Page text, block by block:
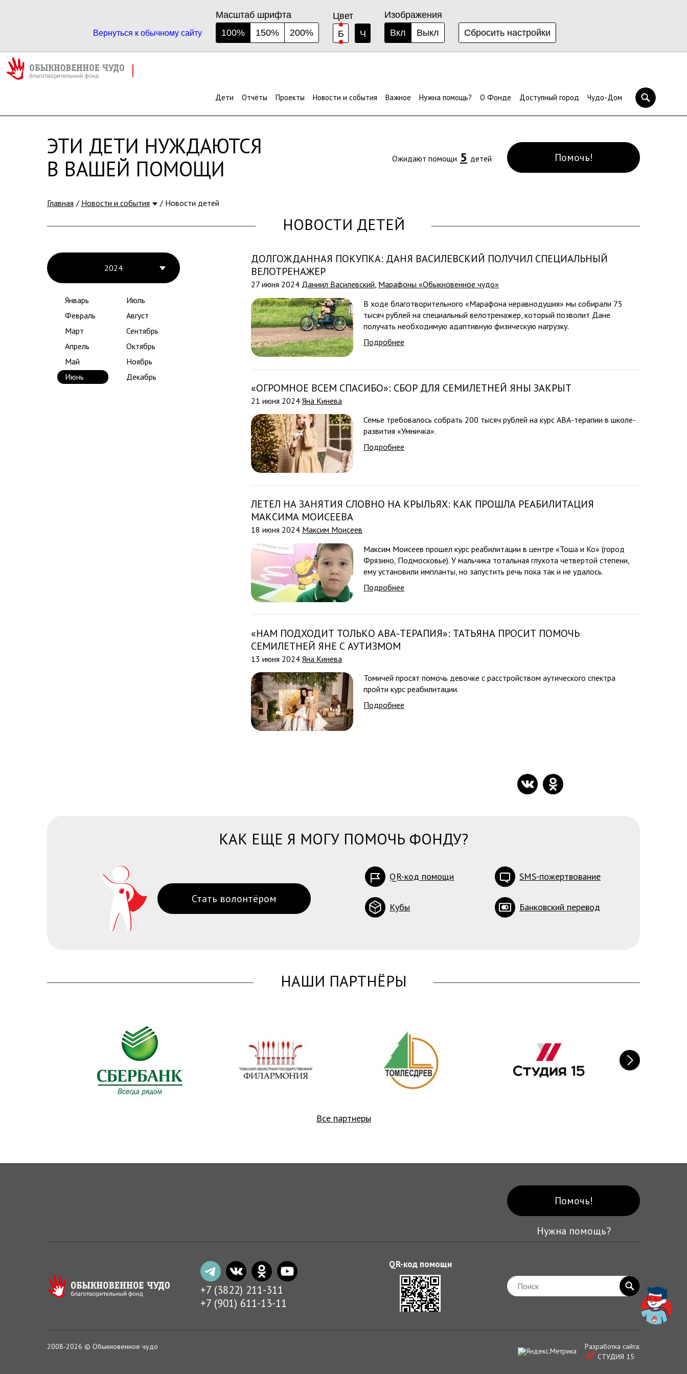
Вернуться к обычному сайту
Масштаб шрифта
100%
150% 200%
Цвет
Б
Ч
Изображения
Вкл
Выкл Сбросить настройки
Дети Отчёты Проекты Новости и события Важное Нужна помощь? О Фонде Доступный город Чудо-Дом
ЭТИ ДЕТИ НУЖДАЮТСЯ
В ВАШЕЙ ПОМОЩИ
Ожидают помощи 5 детей Помочь!
Главная Новости и события Новости детей
НОВОСТИ ДЕТЕЙ
2024
Январь
Февраль
Март
Апрель
Май
Июнь
Июль
Август
Сентябрь
Октябрь
Ноябрь
Декабрь
ДОЛГОЖДАННАЯ ПОКУПКА: ДАНЯ ВАСИЛЕВСКИЙ ПОЛУЧИЛ СПЕЦИАЛЬНЫЙ
ВЕЛОТРЕНАЖЕР
27 июня 2024 Даниил Василевский, Марафоны «Обыкновенное чудо»
В ходе благотворительного «Марафона неравнодушия» мы собирали 75
тысяч рублей на специальный велотренажер, который позволит Дане
получать необходимую адаптивную физическую нагрузку.
Подробнее
«ОГРОМНОЕ ВСЕМ СПАСИБО»: СБОР ДЛЯ СЕМИЛЕТНЕЙ ЯНЫ ЗАКРЫТ
21 июня 2024Яна Кинева
Семье требовалось собрать 200 тысяч рублей на курс АВА-терапии в школе-
развития «Умничка».
Подробнее
ЛЕТЕЛ НА ЗАНЯТИЯ СЛОВНО НА КРЫЛЬЯХ: КАК ПРОШЛА РЕАБИЛИТАЦИЯ
МАКСИМА МОИСЕЕВА
18 июня 2024 Максим Моисеев
Максим Моисеев прошел курс реабилитации в центре «Тоша и Ко» (город
Фрязино, Подмосковье). У мальчика тотальная глухота четвертой степени,
ему установили импланты, но запустить речь пока так и не удалось.
Подробнее
«НАМ ПОДХОДИТ ТОЛЬКО АВА-ТЕРАПИЯ»: ТАТЬЯНА ПРОСИТ ПОМОЧЬ
СЕМИЛЕТНЕЙ ЯНЕ С АУТИЗМОМ
13 июня 2024Яна Кинева
Томичей просят помочь девочке с расстройством аутического спектра
пройти курс реабилитации.
Подробнее
КАК ЕЩЕ Я МОГУ ПОМОЧЬ ФОНДУ?
Стать волонтёром
QR-код помощи SMS-пожертвование
Кубы Банковский перевод
НАШИ ПАРТНЁРЫ
Все партнеры
Помочь!
Нужна помощь?
+7 (3822) 211-311
+7 (901) 611-13-11
2008-2026 © Обыкновенное чудо
Разработка сайта:
СТУДИЯ 15